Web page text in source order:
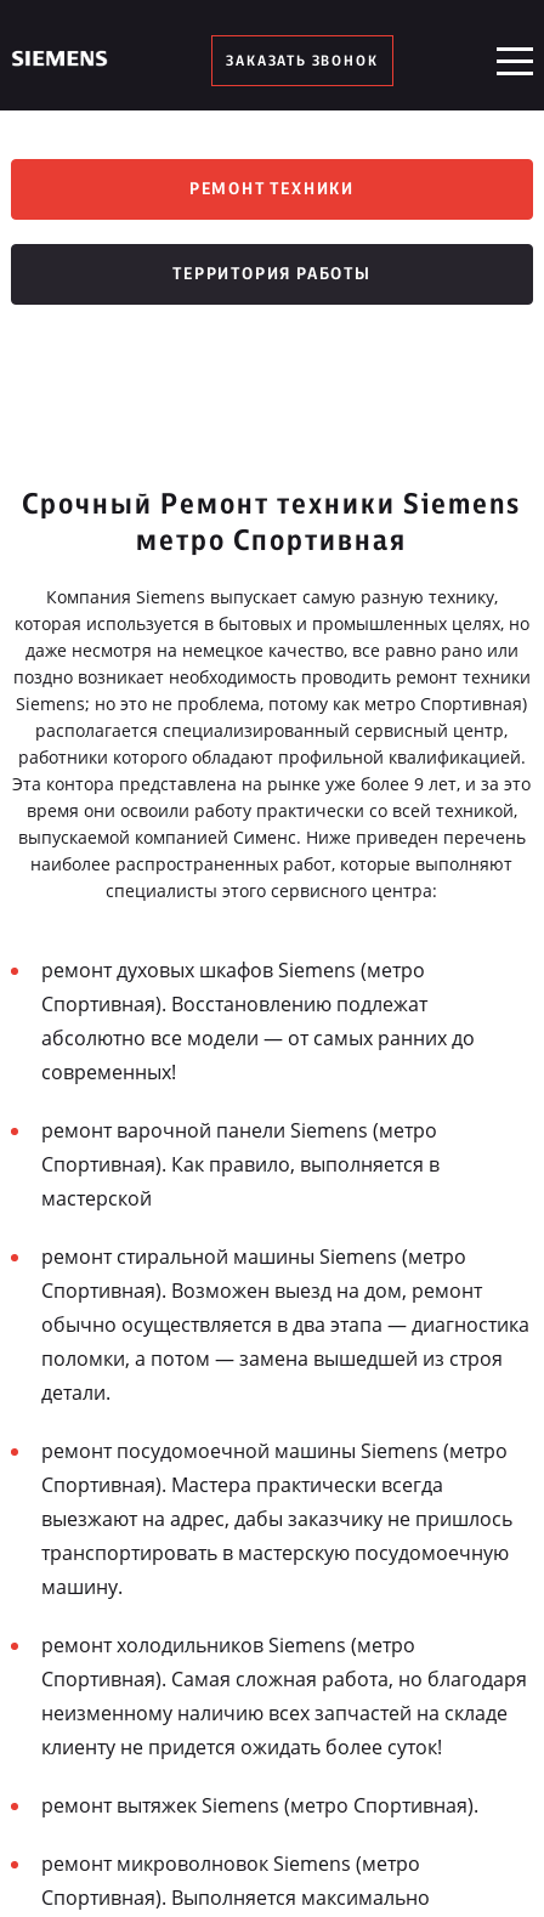
ЗАКАЗАТЬ ЗВОНОК
РЕМОНТ ТЕХНИКИ
ТЕРРИТОРИЯ РАБОТЫ
Срочный Ремонт техники Siemens
метро Спортивная
Компания Siemens выпускает самую разную технику,
которая используется в бытовых и промышленных целях, но
даже несмотря на немецкое качество, все равно рано или
поздно возникает необходимость проводить ремонт техники
Siemens; но это не проблема, потому как метро Спортивная)
располагается специализированный сервисный центр,
работники которого обладают профильной квалификацией.
Эта контора представлена на рынке уже более 9 лет, и за это
время они освоили работу практически со всей техникой,
выпускаемой компанией Сименс. Ниже приведен перечень
наиболее распространенных работ, которые выполняют
специалисты этого сервисного центра:
ремонт духовых шкафов Siemens (метро
Спортивная). Восстановлению подлежат
абсолютно все модели — от самых ранних до
современных!
ремонт варочной панели Siemens (метро
Спортивная). Как правило, выполняется в
мастерской
ремонт стиральной машины Siemens (метро
Спортивная). Возможен выезд на дом, ремонт
обычно осуществляется в два этапа — диагностика
поломки, а потом — замена вышедшей из строя
детали.
ремонт посудомоечной машины Siemens (метро
Спортивная). Мастера практически всегда
выезжают на адрес, дабы заказчику не пришлось
транспортировать в мастерскую посудомоечную
машину.
ремонт холодильников Siemens (метро
Спортивная). Самая сложная работа, но благодаря
неизменному наличию всех запчастей на складе
клиенту не придется ожидать более суток!
ремонт вытяжек Siemens (метро Спортивная).
ремонт микроволновок Siemens (метро
Спортивная). Выполняется максимально